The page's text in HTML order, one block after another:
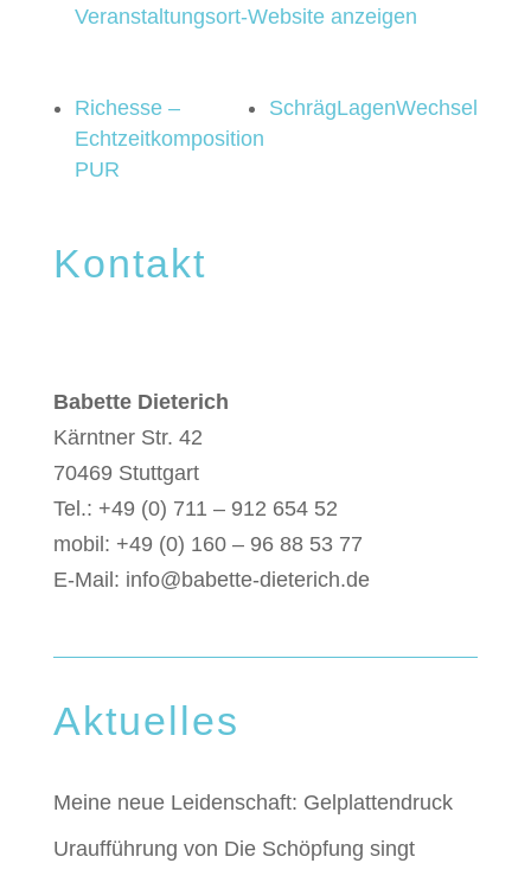
Veranstaltungsort-Website anzeigen
Richesse –
Echtzeitkomposition
PUR
SchrägLagenWechsel
Kontakt
Babette Dieterich
Kärntner Str. 42
70469 Stuttgart
Tel.: +49 (0) 711 – 912 654 52
mobil: +49 (0) 160 – 96 88 53 77
E-Mail: info@babette-dieterich.de
Aktuelles
Meine neue Leidenschaft: Gelplattendruck
Uraufführung von Die Schöpfung singt